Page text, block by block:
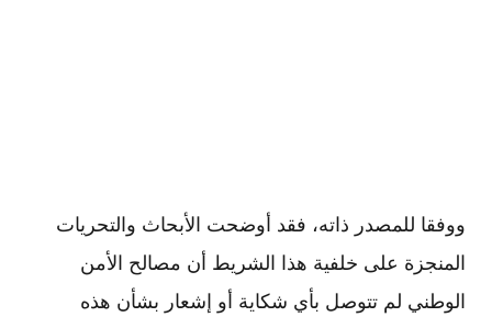
ووفقا للمصدر ذاته، فقد أوضحت الأبحاث والتحريات
المنجزة على خلفية هذا الشريط أن مصالح الأمن
الوطني لم تتوصل بأي شكاية أو إشعار بشأن هذه